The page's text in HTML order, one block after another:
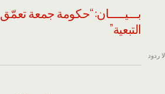
بـــيـــــان: “حكومة جمعة تعمّق
التبعية”
لا ردود